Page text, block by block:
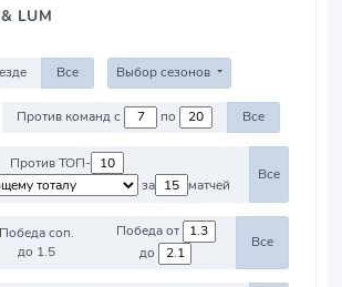
LUM
Все Выбор сезонов
Против команд с по Все
Против ТОП-
за
матчей
Все
Победа соп.
до 1.5
Победа от
до
Все